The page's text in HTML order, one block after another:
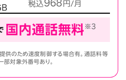
供のため速度制御する場合有。通話料等
部対象外番号あり。